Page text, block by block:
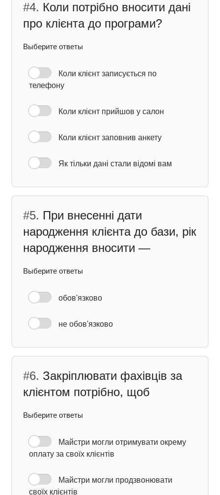
#4. Коли потрібно вносити дані
про клієнта до програми?
Выберите ответы
Коли клієнт записується по
телефону
Коли клієнт прийшов у салон
Коли клієнт заповнив анкету
Як тільки дані стали відомі вам
#5. При внесенні дати
народження клієнта до бази, рік
народження вносити —
Выберите ответы
обов'язково
не обов'язково
#6. Закріплювати фахівців за
клієнтом потрібно, щоб
Выберите ответы
Майстри могли отримувати окрему
оплату за своїх клієнтів
Майстри могли продзвонювати
своїх клієнтів